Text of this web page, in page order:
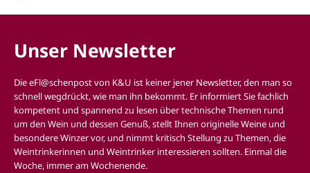
Unser Newsletter
Die eFl@schenpost von K&U ist keiner jener Newsletter, den man so
schnell wegdrückt, wie man ihn bekommt. Er informiert Sie fachlich
kompetent und spannend zu lesen über technische Themen rund
um den Wein und dessen Genuß, stellt Ihnen originelle Weine und
besondere Winzer vor, und nimmt kritisch Stellung zu Themen, die
Weintrinkerinnen und Weintrinker interessieren sollten. Einmal die
Woche, immer am Wochenende.